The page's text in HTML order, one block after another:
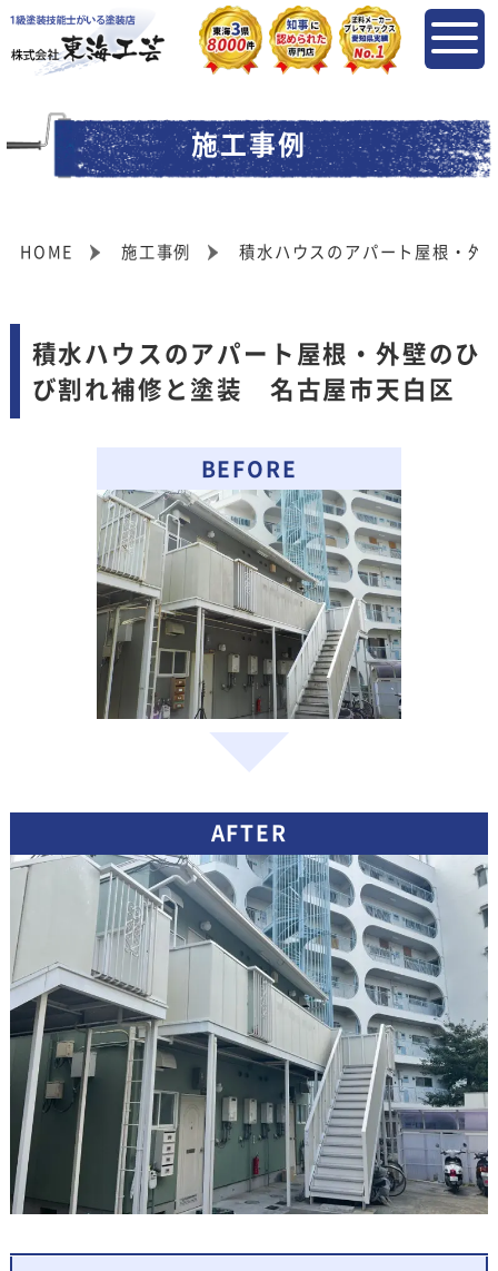
施工事例
HOME 施工事例 積水ハウスのアパート屋根・
積水ハウスのアパート屋根・外壁のひ
び割れ補修と塗装 名古屋市天白区
BEFORE
AFTER